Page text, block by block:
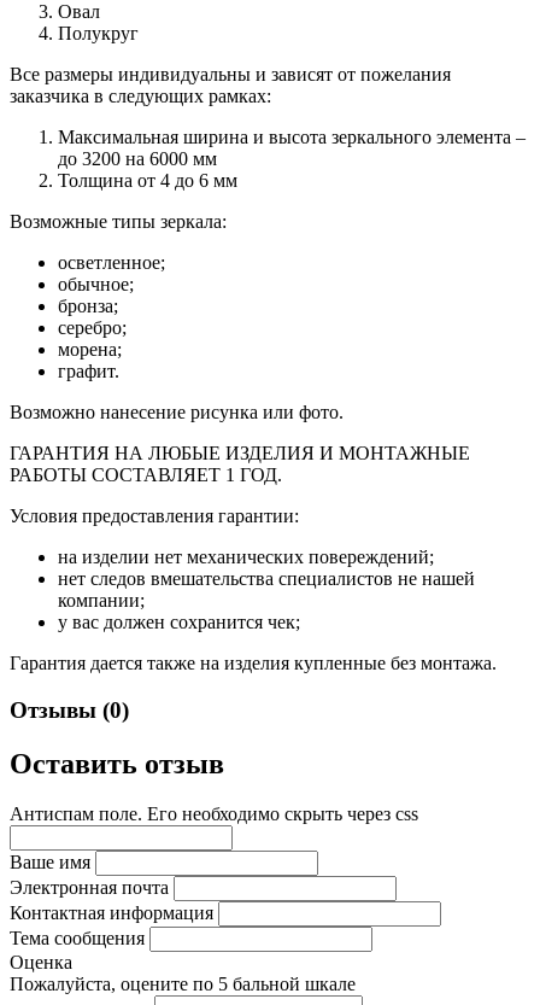
Овал
Полукруг
Все размеры индивидуальны и зависят от пожелания
заказчика в следующих рамках:
Максимальная ширина и высота зеркального элемента –
до 3200 на 6000 мм
Толщина от 4 до 6 мм
Возможные типы зеркала:
осветленное;
обычное;
бронза;
серебро;
морена;
графит.
Возможно нанесение рисунка или фото.
ГАРАНТИЯ НА ЛЮБЫЕ ИЗДЕЛИЯ И МОНТАЖНЫЕ
РАБОТЫ СОСТАВЛЯЕТ 1 ГОД.
Условия предоставления гарантии:
на изделии нет механических повереждений;
нет следов вмешательства специалистов не нашей
компании;
у вас должен сохранится чек;
Гарантия дается также на изделия купленные без монтажа.
Отзывы (0)
Оставить отзыв
Антиспам поле. Его необходимо скрыть через css
Ваше имя
Электронная почта
Контактная информация
Тема сообщения
Оценка
Пожалуйста, оцените по 5 бальной шкале